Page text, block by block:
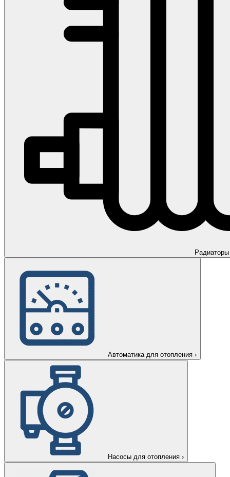
Радиаторы
Автоматика для отопления ›
Насосы для отопления ›